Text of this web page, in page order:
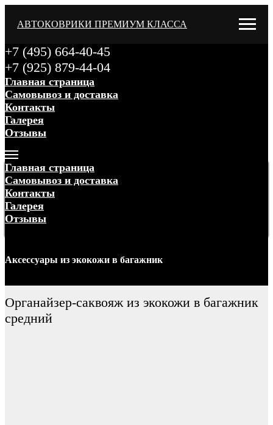
АВТОКОВРИКИ ПРЕМИУМ КЛАССА
+7 (495) 664-40-45
+7 (925) 879-44-04
Главная страница
Самовывоз и доставка
Контакты
Галерея
Отзывы
Главная страница
Самовывоз и доставка
Контакты
Галерея
Отзывы
Аксессуары из экокожи в багажник
Органайзер-саквояж из экокожи в багажник
средний